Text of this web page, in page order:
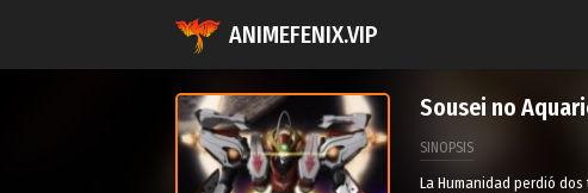
ANIMEFENIX.VIP
Sousei no
SINOPSIS
La Humanidad perdió